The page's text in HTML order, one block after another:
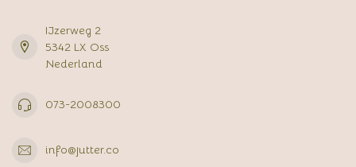
IJzerweg 2
5342 LX Oss
Nederland
073-2008300
info@jutter.co